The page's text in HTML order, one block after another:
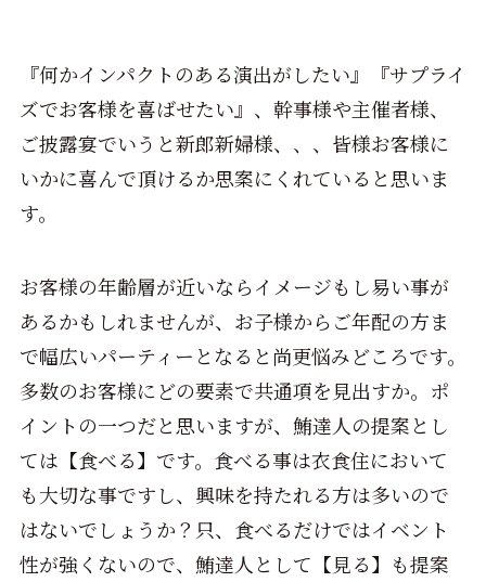
『何かインパクトのある演出がしたい』『サプライ
ズでお客様を喜ばせたい』、幹事様や主催者様、
ご披露宴でいうと新郎新婦様、、、皆様お客様に
いかに喜んで頂けるか思案にくれていると思いま
す。
お客様の年齢層が近いならイメージもし易い事が
あるかもしれませんが、お子様からご年配の方ま
で幅広いパーティーとなると尚更悩みどころです。
多数のお客様にどの要素で共通項を見出すか。ポ
イントの一つだと思いますが、鮪達人の提案とし
ては【食べる】です。食べる事は衣食住において
も大切な事ですし、興味を持たれる方は多いので
はないでしょうか？只、食べるだけではイベント
性が強くないので、鮪達人として【見る】も提案